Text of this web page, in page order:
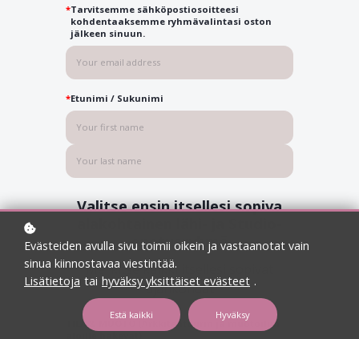
*Tarvitsemme sähköpostiosoitteesi
kohdentaaksemme ryhmävalintasi oston
jälkeen sinuun.
*Etunimi / Sukunimi
Valitse ensin itsellesi sopiva
opetusryhmä
Merkitse kaikki itsellesi sopivat
ajankohdat
TILA & MUOTO (Arkkitehtuurin ja muotoilun
Evästeiden avulla sivu toimii oikein ja vastaanotat vain
sinua kiinnostavaa viestintää.
Lisätietoja tai hyväksy yksittäiset evästeet .
Estä kaikki Hyväksy